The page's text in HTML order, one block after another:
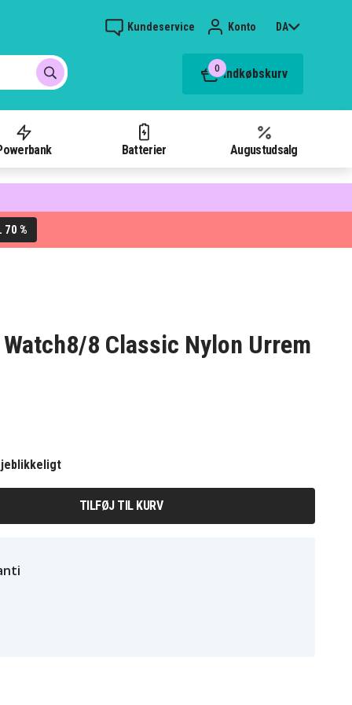
Kundeservice Konto DA
0 Indkøbskurv
Batterier Augustudsalg
70 %
8 Classic Nylon Urrem
TILFØJ TIL KURV